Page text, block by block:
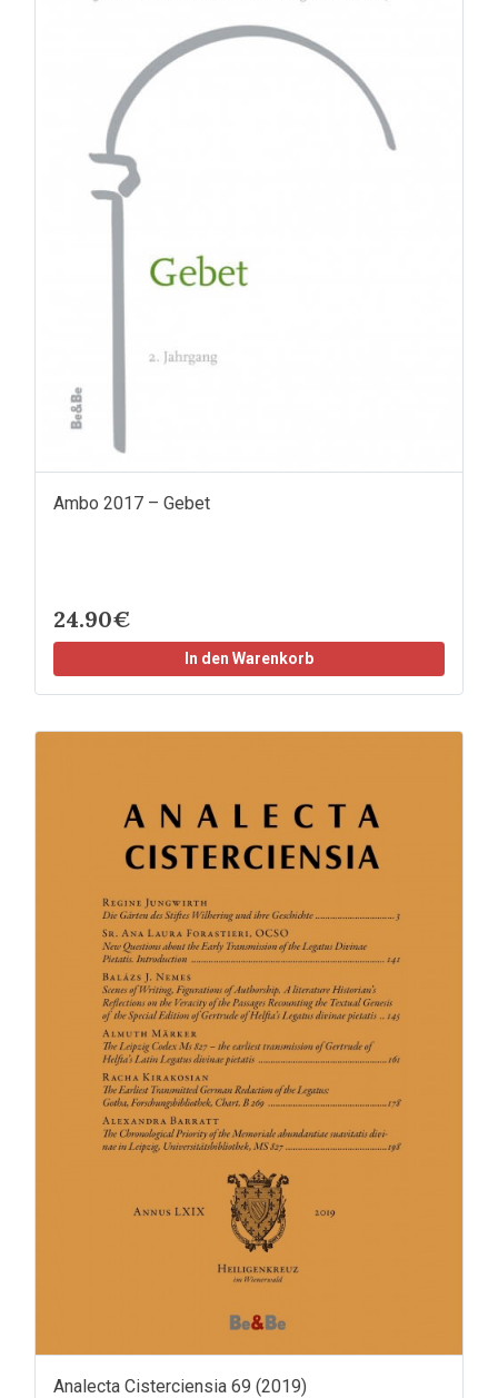
Ambo 2017 – Gebet
24.90€
In den Warenkorb
Analecta Cisterciensia 69 (2019)